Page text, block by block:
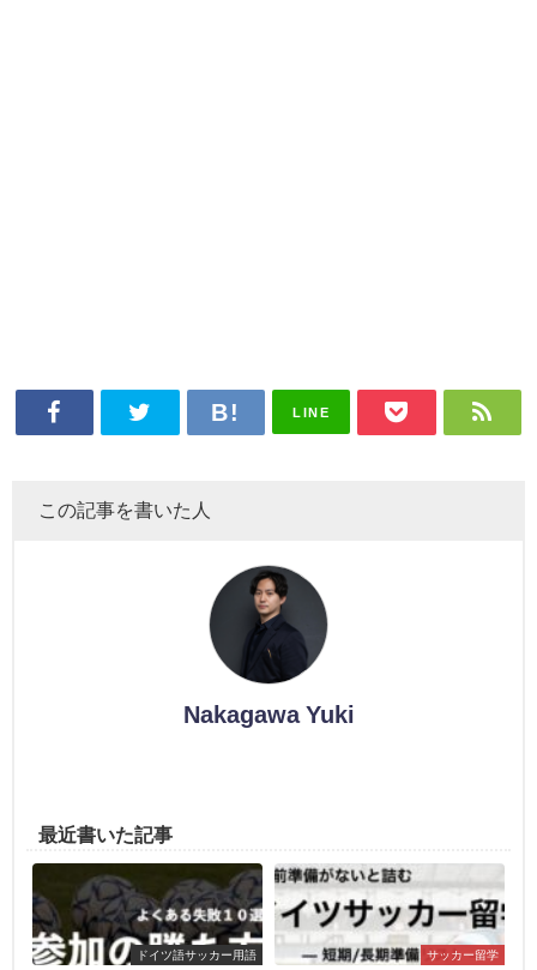
LINE
この記事を書いた人
Nakagawa Yuki
最近書いた記事
ドイツ語サッカー用語 サッカー留学